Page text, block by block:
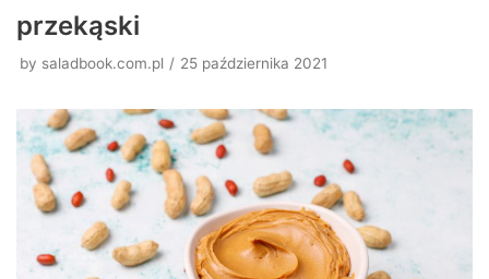
przekąski
by saladbook.com.pl 25 października 2021